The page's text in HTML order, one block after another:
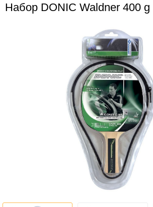
Набор DONIC Waldner 400 g